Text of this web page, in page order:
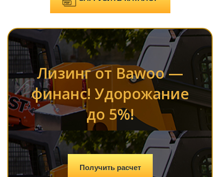
Лизинг от Bawoo —
финанс! Удорожание
до 5%!
Получить расчет